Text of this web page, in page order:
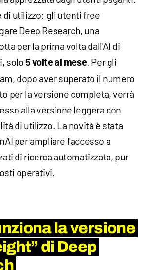
di utilizzo: gli utenti free
Deep Research, una
per la prima volta dall'AI di
solo 5 volte al mese. Per gli
dopo aver superato il numero
per la versione completa, verrà
alla versione leggera con
di utilizzo. La novità è stata
per ampliare l'accesso a
di ricerca automatizzata, pur
operativi.
la versione
di Deep